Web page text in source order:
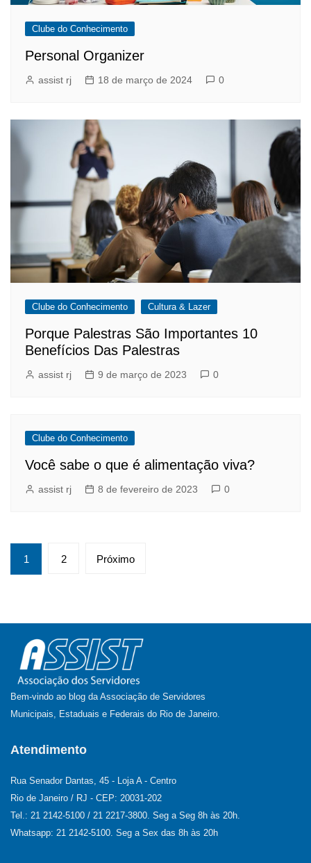
Clube do Conhecimento
Personal Organizer
assist rj 18 de março de 2024 0
Clube do Conhecimento Cultura & Lazer
Porque Palestras São Importantes 10
Benefícios Das Palestras
assist rj 9 de março de 2023 0
Clube do Conhecimento
Você sabe o que é alimentação viva?
assist rj 8 de fevereiro de 2023 0
Paginação
de
1 2 Próximo
Bem-vindo ao blog da Associação de Servidores
Municipais, Estaduais e Federais do Rio de Janeiro.
Atendimento
Rua Senador Dantas, 45 - Loja A - Centro
Rio de Janeiro / RJ - CEP: 20031-202
Tel.: 21 2142-5100 / 21 2217-3800. Seg a Seg 8h às 20h.
Whatsapp: 21 2142-5100. Seg a Sex das 8h às 20h